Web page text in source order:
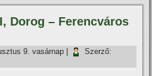
Dorog – Ferencváros
9. vasárnap
Szerző: